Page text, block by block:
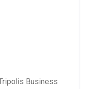
Business